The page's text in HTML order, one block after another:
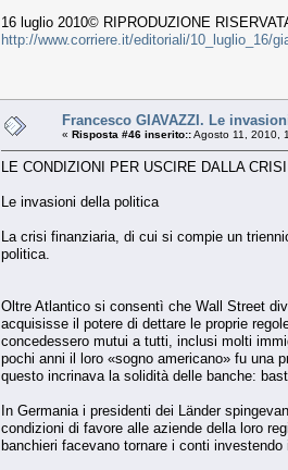
16 luglio 2010© RIPRODUZIONE
http://www.corriere.it/editoriali/10_luglio_16/
Francesco GIAVAZZI. Le
« Risposta #46 inserito::Agosto 11, 2010,
LE CONDIZIONI PER USCIRE DALLA CRISI
Le invasioni della politica
La crisi finanziaria, di cui si compie un
politica.
Oltre Atlantico si consentì che Wall Street
acquisisse il potere di dettare le proprie
concedessero mutui a tutti, inclusi molti
pochi anni il loro «sogno americano» fu una
questo incrinava la solidità delle banche:
In Germania i presidenti dei Länder
condizioni di favore alle aziende della loro
banchieri facevano tornare i conti